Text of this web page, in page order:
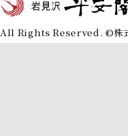
All Rights Reserved. ©︎株式